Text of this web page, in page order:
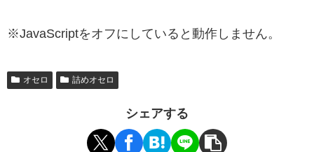
※JavaScriptをオフにしていると動作しません。
オセロ 詰めオセロ
シェアする